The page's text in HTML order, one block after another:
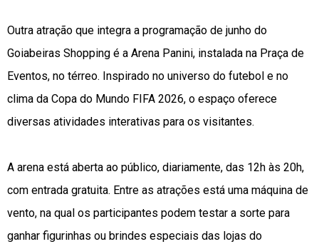
Outra atração que integra a programação de junho do
Goiabeiras Shopping é a Arena Panini, instalada na Praça de
Eventos, no térreo. Inspirado no universo do futebol e no
clima da Copa do Mundo FIFA 2026, o espaço oferece
diversas atividades interativas para os visitantes.
A arena está aberta ao público, diariamente, das 12h às 20h,
com entrada gratuita. Entre as atrações está uma máquina de
vento, na qual os participantes podem testar a sorte para
ganhar figurinhas ou brindes especiais das lojas do